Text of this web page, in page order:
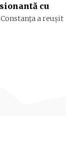
cu
a reușit